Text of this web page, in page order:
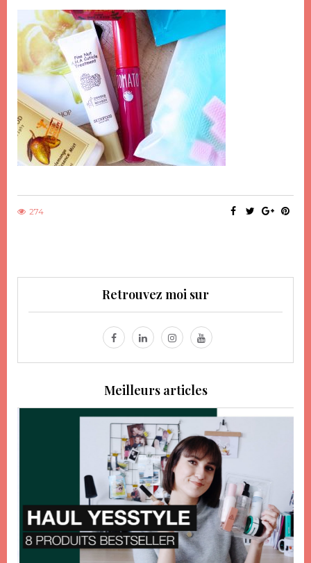
274
Retrouvez moi sur
Meilleurs articles